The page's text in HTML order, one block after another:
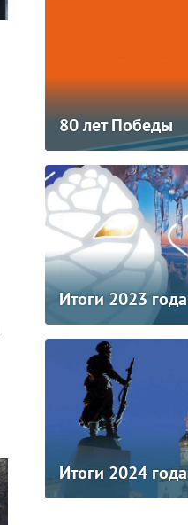
80 лет Победы
Итоги 2023 года
Итоги 2024 года